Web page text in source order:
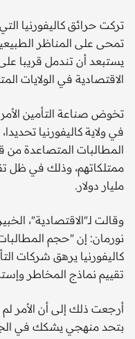
تركت حرائق كاليفورنيا
تمحى على المناظر
يستبعد أن تندمل قريبا
الاقتصادية في الولايات
تخوض صناعة التأمين
في ولاية كاليفورنيا
المطالبات المتصاعدة من
مليار دولار.
وقالت لـ"الاقتصادية"،
نورمان: إن "حجم
كاليفورنيا يرهق شركات
تقييم نماذج المخاطر
أرجعت ذلك إلى أن الأمر
بتحد منهجي يشكك في